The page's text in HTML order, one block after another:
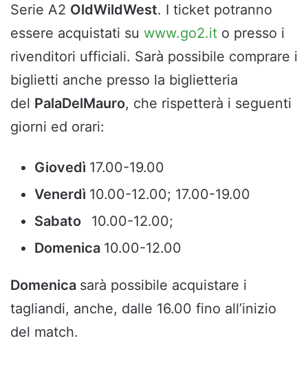
Serie A2 OldWildWest. I ticket potranno
essere acquistati su www.go2.it o presso i
rivenditori ufficiali. Sarà possibile comprare i
biglietti anche presso la biglietteria
del PalaDelMauro, che rispetterà i seguenti
giorni ed orari:
Giovedì 17.00-19.00
Venerdì 10.00-12.00; 17.00-19.00
Sabato 10.00-12.00;
Domenica 10.00-12.00
Domenica sarà possibile acquistare i
tagliandi, anche, dalle 16.00 fino all’inizio
del match.